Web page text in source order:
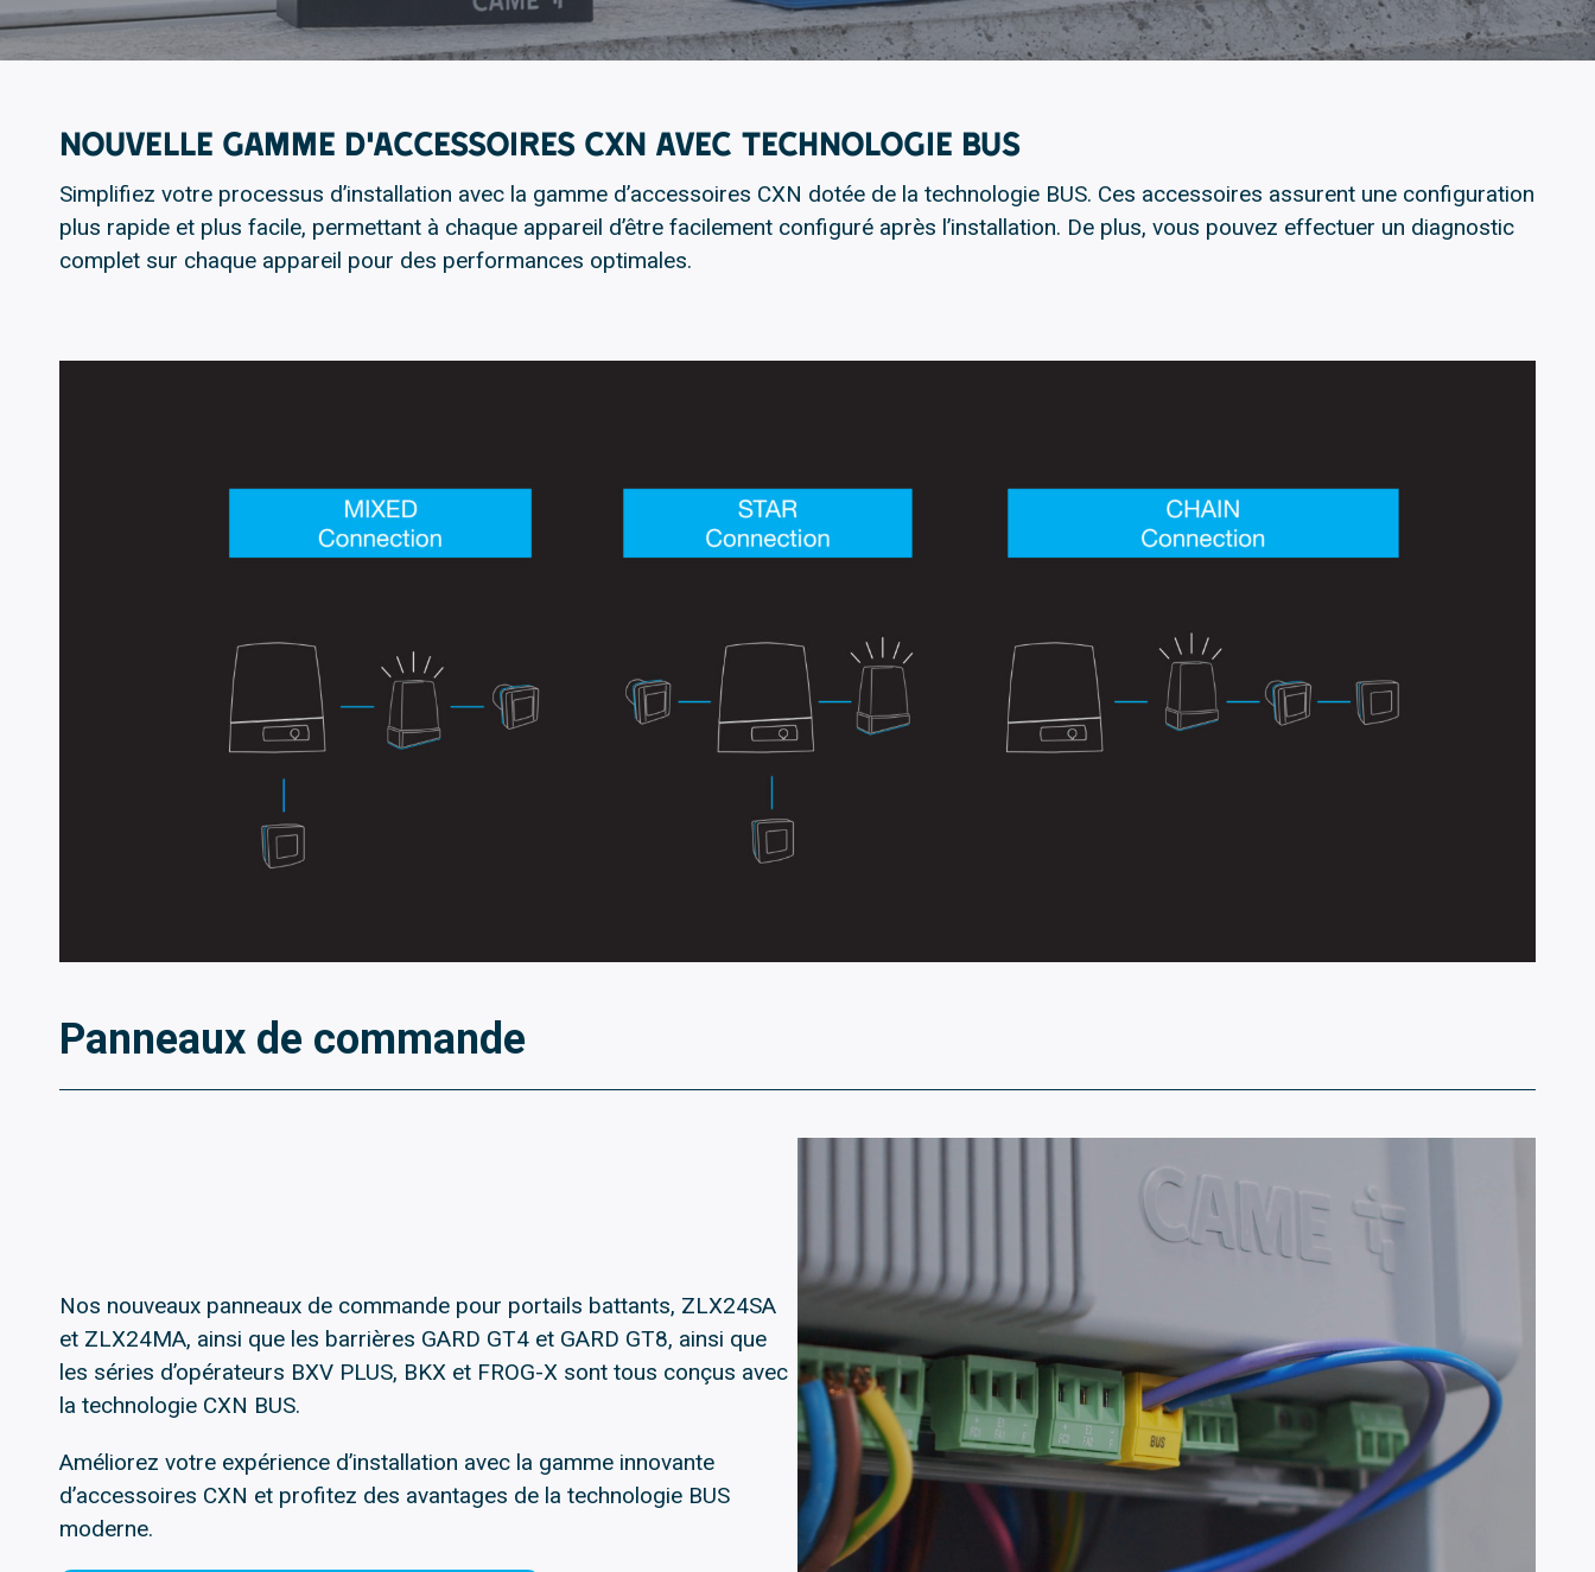
Nouvelle gamme d’accessoires CXN avec technologie BUS
Simplifiez votre processus d’installation avec la gamme d’accessoires CXN dotée de la technologie BUS. Ces accessoires assurent une configuration
plus rapide et plus facile, permettant à chaque appareil d’être facilement configuré après l’installation. De plus, vous pouvez effectuer un diagnostic
complet sur chaque appareil pour des performances optimales.
Panneaux de commande
Nos nouveaux panneaux de commande pour portails battants, ZLX24SA
et ZLX24MA, ainsi que les barrières GARD GT4 et GARD GT8, ainsi que
les séries d’opérateurs BXV PLUS, BKX et FROG-X sont tous conçus avec
la technologie CXN BUS.
Améliorez votre expérience d’installation avec la gamme innovante
d’accessoires CXN et profitez des avantages de la technologie BUS
moderne.